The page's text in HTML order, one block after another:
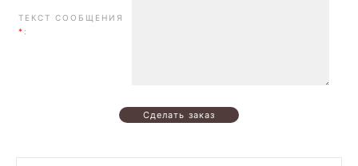
ТЕКСТ СООБЩЕНИЯ
* :